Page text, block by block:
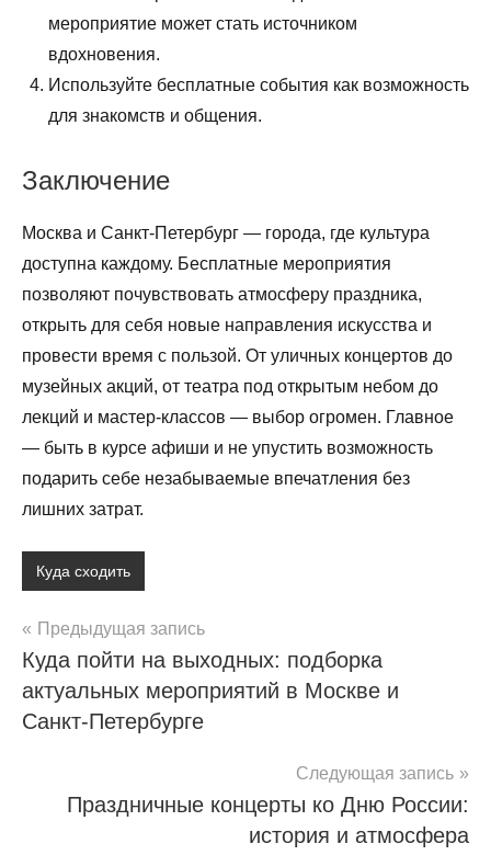
мероприятие может стать источником
вдохновения.
Используйте бесплатные события как возможность
для знакомств и общения.
Заключение
Москва и Санкт-Петербург — города, где культура
доступна каждому. Бесплатные мероприятия
позволяют почувствовать атмосферу праздника,
открыть для себя новые направления искусства и
провести время с пользой. От уличных концертов до
музейных акций, от театра под открытым небом до
лекций и мастер-классов — выбор огромен. Главное
— быть в курсе афиши и не упустить возможность
подарить себе незабываемые впечатления без
лишних затрат.
Куда сходить
Навигация
по
записям
Предыдущая запись
Куда пойти на выходных: подборка
актуальных мероприятий в Москве и
Санкт-Петербурге
Следующая запись
Праздничные концерты ко Дню России:
история и атмосфера